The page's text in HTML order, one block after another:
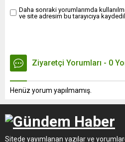
Daha sonraki yorumlarımda
ve site adresim bu tarayıcıya
Ziyaretçi Yorumları - 0
Henüz yorum yapılmamış.
Sitede yayımlanan yazılar ve